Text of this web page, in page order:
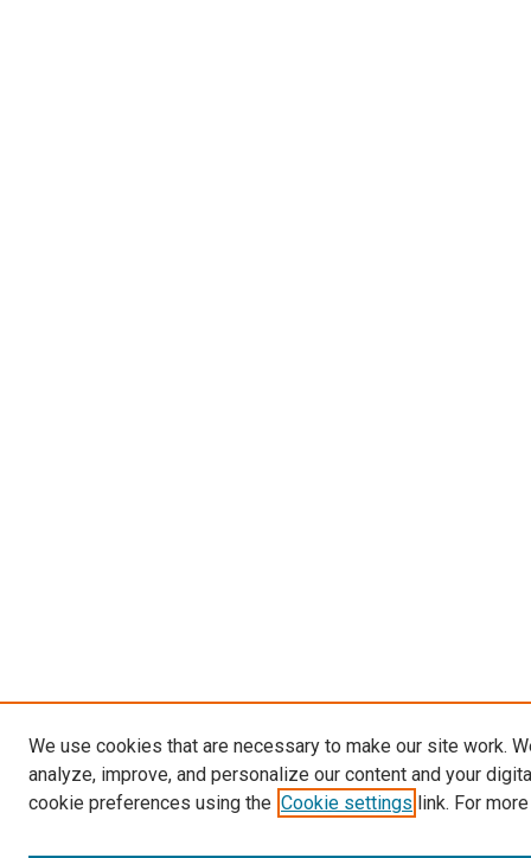
We use cookies that are necessary to make our site work.
analyze, improve, and personalize our content and your
cookie preferences using the Cookie settings link. For